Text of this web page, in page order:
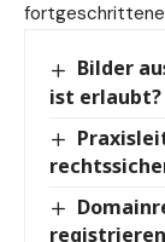
Bilder
ist erlaubt?